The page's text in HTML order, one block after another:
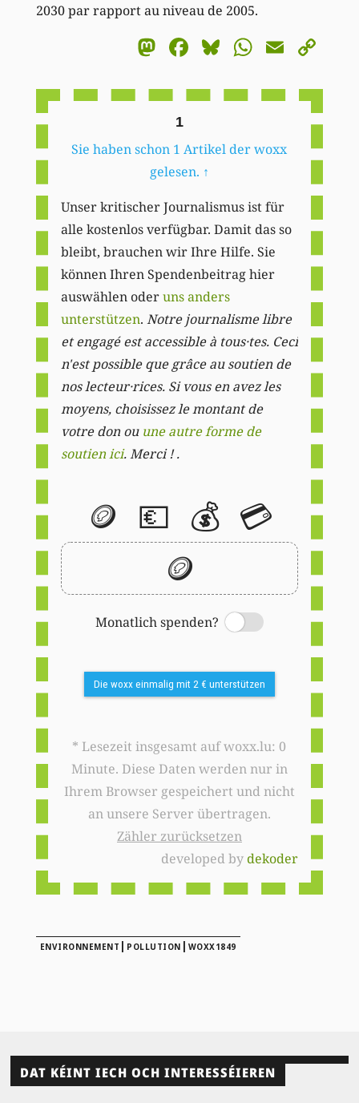
2030 par rapport au niveau de 2005.
Mastodon
Facebook
BlueskyEmail
1
Sie haben schon 1 Artikel der woxx
gelesen. ↑
Unser kritischer Journalismus ist für
alle kostenlos verfügbar. Damit das so
bleibt, brauchen wir Ihre Hilfe. Sie
können Ihren Spendenbeitrag hier
auswählen oderuns anders
unterstützen. Notre journalisme libre
et engagé est accessible à tous·tes. Ceci
n'est possible que grâce au soutien de
nos lecteur·rices. Si vous en avez les
moyens, choisissez le montant de
votre don ou une autre forme de
soutien ici. Merci ! .
🪙 💶 💰 💳
🪙
Monatlich spenden?
Switch
Die woxx einmalig mit 2 € unterstützen
* Lesezeit insgesamt auf woxx.lu: 0
Minute. Diese Daten werden nur in
Ihrem Browser gespeichert und nicht
an unsere Server übertragen.
Zähler zurücksetzen
developed bydekoder
ENVIRONNEMENT | POLLUTION | WOXX1849
DAT KÉINT IECH OCH INTERESSÉIEREN